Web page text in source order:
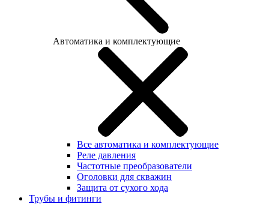
Автоматика и комплектующие
Все автоматика и комплектующие
Реле давления
Частотные преобразователи
Оголовки для скважин
Защита от сухого хода
Трубы и фитинги